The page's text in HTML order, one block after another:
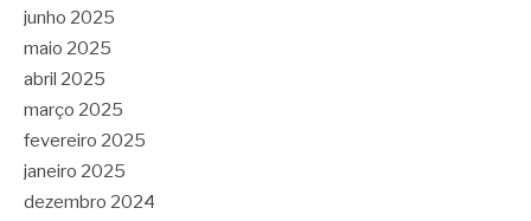
junho 2025
maio 2025
abril 2025
março 2025
fevereiro 2025
janeiro 2025
dezembro 2024